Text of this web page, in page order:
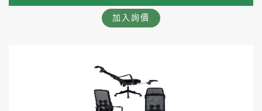
加入詢價